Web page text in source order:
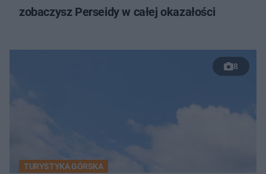
zobaczysz Perseidy w całej okazałości
8
TURYSTYKA GÓRSKA